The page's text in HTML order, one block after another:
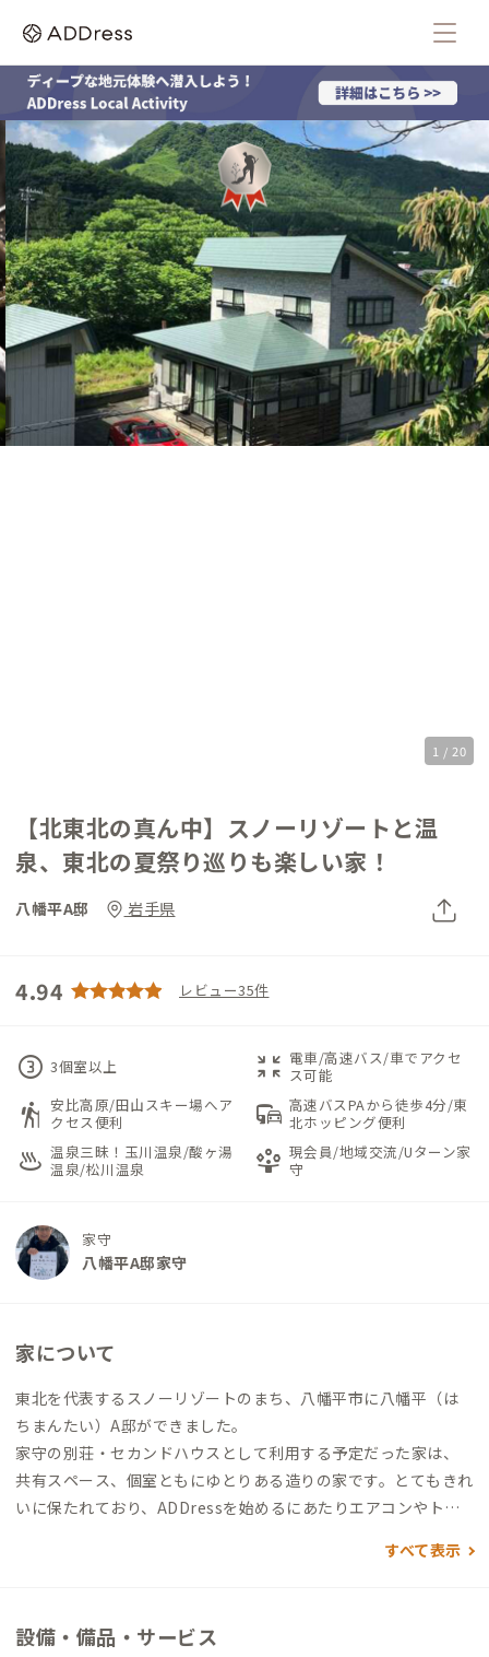
1 / 20
【北東北の真ん中】スノーリゾートと温
泉、東北の夏祭り巡りも楽しい家！
八幡平A邸 岩手県
4.94 レビュー35件
counter_3 3個室以上 zoom_in_map 電車/高速バス/車でアクセ
ス可能
hiking 安比高原/田山スキー場へア
クセス便利
commute 高速バスPAから徒歩4分/東
北ホッピング便利
onsen 温泉三昧！玉川温泉/酸ヶ湯
温泉/松川温泉
person_play 現会員/地域交流/Uターン家
守
家守
八幡平A邸家守
家について
東北を代表するスノーリゾートのまち、八幡平市に八幡平（は
ちまんたい）A邸ができました。
家守の別荘・セカンドハウスとして利用する予定だった家は、
共有スペース、個室ともにゆとりある造りの家です。とてもきれ
いに保たれており、ADDressを始めるにあたりエアコンやトイ
和室でのお仕事も可能です。屋根付き窓付きのベランダはまるで
すべて表示
設備・備品・サービス